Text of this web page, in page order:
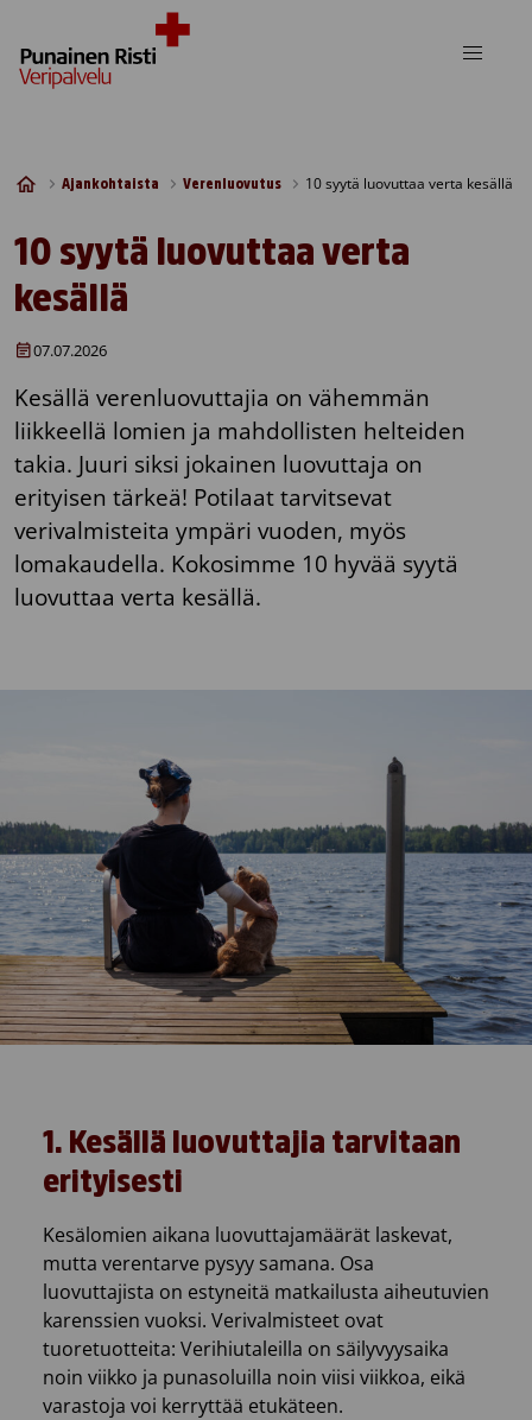
Ajankohtaista Verenluovutus 10 syytä luovuttaa verta kesällä
10 syytä luovuttaa verta
kesällä
07.07.2026
Kesällä verenluovuttajia on vähemmän
liikkeellä lomien ja mahdollisten helteiden
takia. Juuri siksi jokainen luovuttaja on
erityisen tärkeä! Potilaat tarvitsevat
verivalmisteita ympäri vuoden, myös
lomakaudella. Kokosimme 10 hyvää syytä
luovuttaa verta kesällä.
1. Kesällä luovuttajia tarvitaan
erityisesti
Kesälomien aikana luovuttajamäärät laskevat,
mutta verentarve pysyy samana. Osa
luovuttajista on estyneitä matkailusta aiheutuvien
karenssien vuoksi. Verivalmisteet ovat
tuoretuotteita: Verihiutaleilla on säilyvyysaika
noin viikko ja punasoluilla noin viisi viikkoa, eikä
varastoja voi kerryttää etukäteen.